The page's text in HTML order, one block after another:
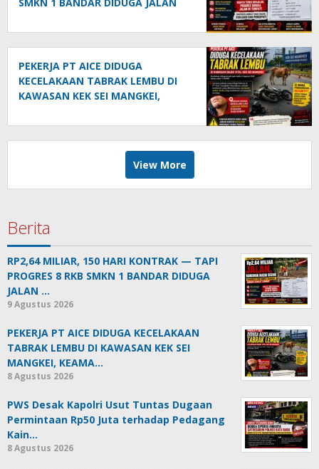
SMKN 1 BANDAR DIDUGA JALAN
PEKERJA PT AICE DIDUGA
KECELAKAAN TABRAK LEMBU DI
KAWASAN KEK SEI MANGKEI,
View More
Berita
RP2,64 MILIAR, 150 HARI KONTRAK — TAPI
PROGRES 8 RKB SMKN 1 BANDAR DIDUGA
JALAN …
9 Agustus 2026
PEKERJA PT AICE DIDUGA KECELAKAAN
TABRAK LEMBU DI KAWASAN KEK SEI
MANGKEI, KEAMA…
8 Agustus 2026
PWS Desak Kapolri Usut Tuntas Dugaan
Permintaan Rp50 Juta terhadap Pedagang
Kain…
8 Agustus 2026